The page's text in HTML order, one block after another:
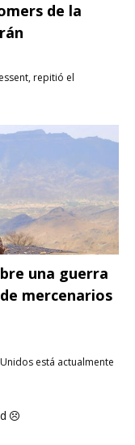
de la
repitió el
una guerra
mercenarios
está actualmente